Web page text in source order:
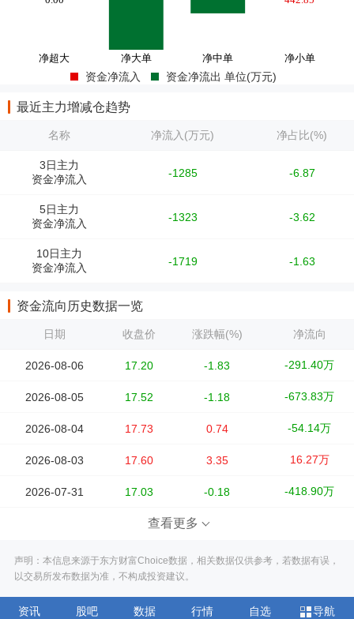
资金净流入 资金净流出 单位(万元)
最近主力增减仓趋势
名称 净流入(万元) 净占比(%)
3日主力
资金净流入
-1285 -6.87
5日主力
资金净流入
-1323 -3.62
10日主力
资金净流入
-1719 -1.63
资金流向历史数据一览
日期 收盘价 涨跌幅(%) 净流向
2026-08-06 17.20 -1.83 -291.40万
2026-08-05 17.52 -1.18 -673.83万
2026-08-04 17.73 0.74 -54.14万
2026-08-03 17.60 3.35 16.27万
2026-07-31 17.03 -0.18 -418.90万
查看更多
声明：本信息来源于东方财富Choice数据，相关数据仅供参考，若数据有误，
以交易所发布数据为准，不构成投资建议。
资讯 股吧 数据 行情 自选 导航